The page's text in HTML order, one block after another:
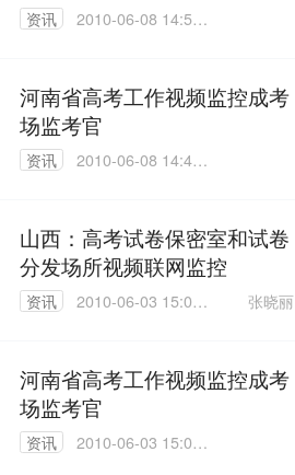
资讯
2010-06-08 14:51:
河南省高考工作视频监控成考
场监考官
资讯
2010-06-08 14:44:
山西：高考试卷保密室和试卷
分发场所视频联网监控
资讯
2010-06-03 15:06:
张晓丽
河南省高考工作视频监控成考
场监考官
资讯
2010-06-03 15:00: